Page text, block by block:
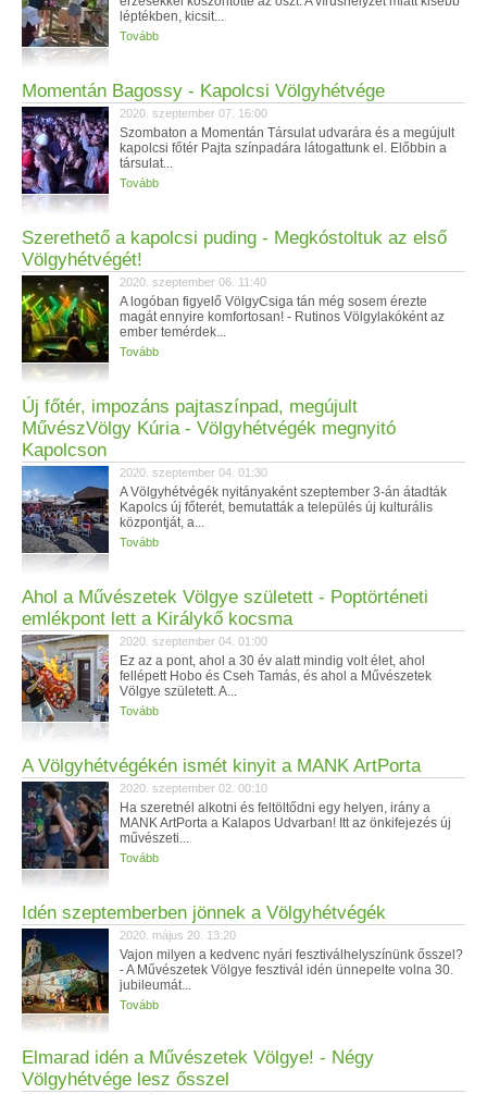
léptékben, kicsit...
Tovább
Momentán Bagossy - Kapolcsi Völgyhétvége
2020. szeptember 07. 16:00
Szombaton a Momentán Társulat udvarára és a megújult
kapolcsi főtér Pajta színpadára látogattunk el. Előbbin a
társulat...
Tovább
Szerethető a kapolcsi puding - Megkóstoltuk az első
Völgyhétvégét!
2020. szeptember 06. 11:40
A logóban figyelő VölgyCsiga tán még sosem érezte
magát ennyire komfortosan! - Rutinos Völgylakóként az
ember temérdek...
Tovább
Új főtér, impozáns pajtaszínpad, megújult
MűvészVölgy Kúria - Völgyhétvégék megnyitó
Kapolcson
2020. szeptember 04. 01:30
A Völgyhétvégék nyitányaként szeptember 3-án átadták
Kapolcs új főterét, bemutatták a település új kulturális
központját, a...
Tovább
Ahol a Művészetek Völgye született - Poptörténeti
emlékpont lett a Királykő kocsma
2020. szeptember 04. 01:00
Ez az a pont, ahol a 30 év alatt mindig volt élet, ahol
fellépett Hobo és Cseh Tamás, és ahol a Művészetek
Völgye született. A...
Tovább
A Völgyhétvégékén ismét kinyit a MANK ArtPorta
2020. szeptember 02. 00:10
Ha szeretnél alkotni és feltöltődni egy helyen, irány a
MANK ArtPorta a Kalapos Udvarban! Itt az önkifejezés új
művészeti...
Tovább
Idén szeptemberben jönnek a Völgyhétvégék
2020. május 20. 13:20
Vajon milyen a kedvenc nyári fesztiválhelyszínünk ősszel?
- A Művészetek Völgye fesztivál idén ünnepelte volna 30.
jubileumát...
Tovább
Elmarad idén a Művészetek Völgye! - Négy
Völgyhétvége lesz ősszel